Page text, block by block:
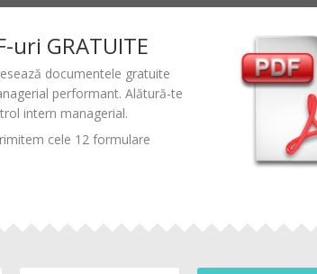
uri GRATUITE
documentele gratuite
performant. Alătură-te
intern managerial.
cele 12 formulare